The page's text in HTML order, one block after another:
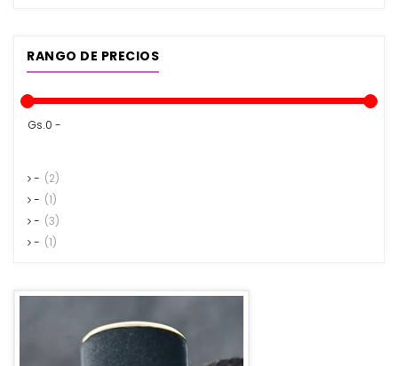
RANGO DE PRECIOS
Gs.0 -
- (2)
- (1)
- (3)
- (1)